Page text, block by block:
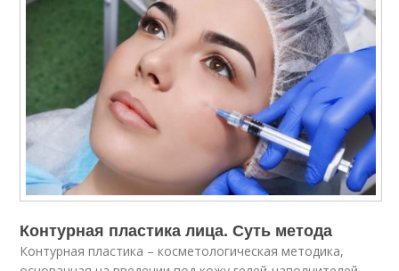
Контурная пластика лица. Суть метода
Контурная пластика – косметологическая методика,